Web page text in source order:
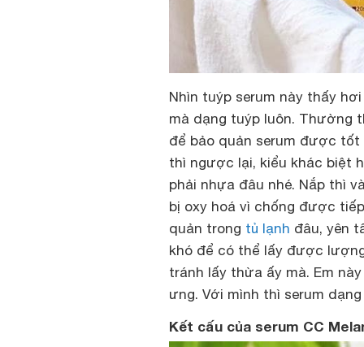
Nhìn tuýp serum này thấy
mà dạng tuýp luôn. Thường
để bảo quản serum được tốt
thì ngược lại, kiểu khác biệt
phải nhựa đâu nhé. Nắp thì
bị oxy hoá vì chống được
quản trong tủ lạnh đâu, yên
khó để có thể lấy được
tránh lấy thừa ấy mà. Em
ưng. Với mình thì serum
Kết cấu của serum CC